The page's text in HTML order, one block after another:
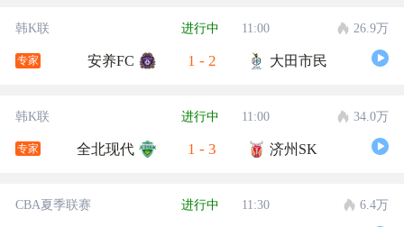
韩K联 进行中 11:00 26.9万
专家 安养FC 1 - 2 大田市民
韩K联 进行中 11:00 34.0万
专家 全北现代 1 - 3 济州SK
CBA夏季联赛 进行中 11:30 6.4万